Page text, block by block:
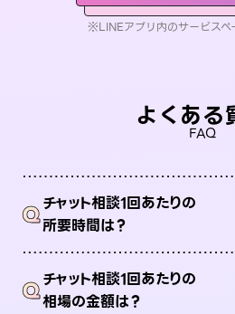
※LINEアプリ内のサービスペ
よくある
FAQ
Qチャット相談1回あたりの
所要時間は？
Qチャット相談1回あたりの
相場の金額は？